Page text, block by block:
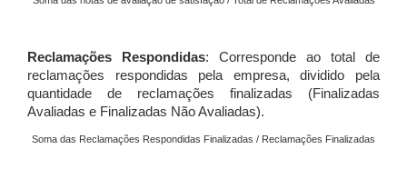
Reclamações Respondidas: Corresponde ao total de
reclamações respondidas pela empresa, dividido pela
quantidade de reclamações finalizadas (Finalizadas
Avaliadas e Finalizadas Não Avaliadas).
Soma das Reclamações Respondidas Finalizadas / Reclamações Finalizadas